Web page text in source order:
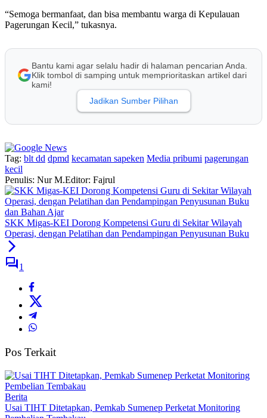
“Semoga bermanfaat, dan bisa membantu warga di Kepulauan
Pagerungan Kecil,” tukasnya.
Bantu kami agar selalu hadir di halaman pencarian Anda.
Klik tombol di samping untuk memprioritaskan artikel dari
kami!
Jadikan Sumber Pilihan
Tag: blt dd dpmd kecamatan sapeken Media pribumi pagerungan
kecil
Penulis: Nur M.Editor: Fajrul
SKK Migas-KEI Dorong Kompetensi Guru di Sekitar Wilayah
Operasi, dengan Pelatihan dan Pendampingan Penyusunan Buku
1
Pos Terkait
Berita
Usai TIHT Ditetapkan, Pemkab Sumenep Perketat Monitoring